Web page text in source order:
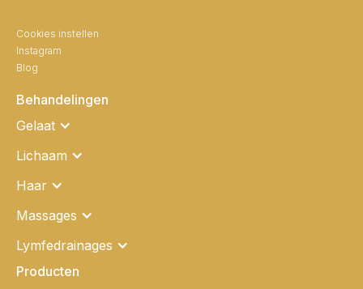
Cookies instellen
Instagram
Blog
Behandelingen
Gelaat
Lichaam
Haar
Massages
Lymfedrainages
Producten